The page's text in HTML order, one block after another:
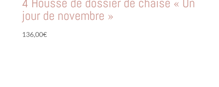
4 Housse de dossier de chaise « Un
jour de novembre »
136,00€